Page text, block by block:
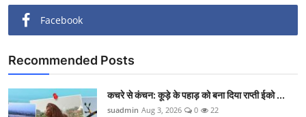
खेती-किसानी
कानून
राजनीति
Facebook
Recommended Posts
कचरे से कंचन: कूड़े के पहाड़ को बना दिया राप्ती ईको ...
suadmin Aug 3, 2026 0 22